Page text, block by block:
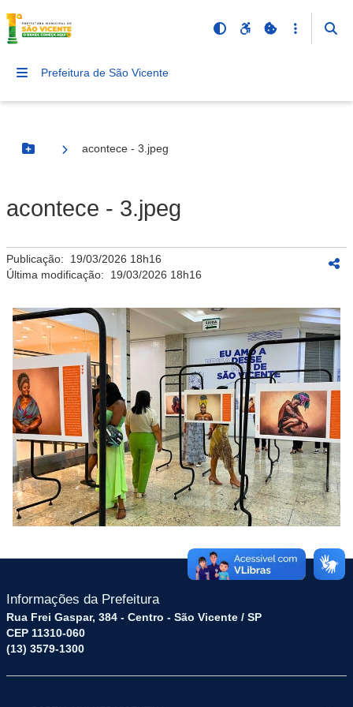
Prefeitura de São Vicente
Botão Menu
acontece - 3.jpeg
acontece - 3.jpeg
Publicação: 19/03/2026 18h16
Última modificação: 19/03/2026 18h16
Informações da Prefeitura
Rua Frei Gaspar, 384 - Centro - São Vicente / SP
CEP 11310-060
(13) 3579-1300